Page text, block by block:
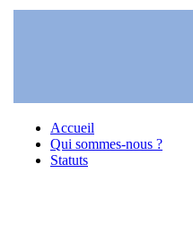
Accueil
Qui sommes-nous ?
Statuts